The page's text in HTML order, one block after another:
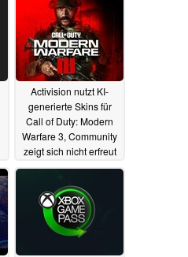
Activision nutzt KI-
generierte Skins für
Call of Duty: Modern
Warfare 3, Community
zeigt sich nicht erfreut
25.07.2024